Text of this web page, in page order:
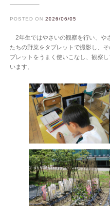
POSTED ON 2026/06/05
2年生ではやさいの観察を行い、や
たちの野菜をタブレットで撮影し、
ブレットをうまく使いこなし、観察
います。